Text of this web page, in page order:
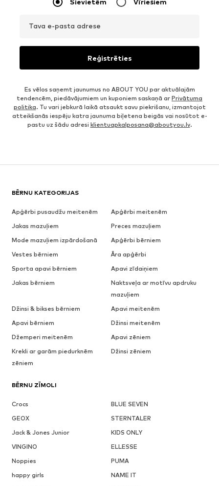
Sievietēm Vīriešiem
Tava e-pasta adrese
Reģistrēties
Es vēlos saņemt jaunumus no ABOUT YOU par aktuālajām
tendencēm, piedāvājumiem un kuponiem saskaņā ar Privātuma
politika. Tu vari jebkurā laikā atsaukt savu piekrišanu, izmantojot
atteikšanās iespēju katra jaunuma biļetena beigās vai nosūtot e-
pastu uz šādu adresi klientuapkalposana@aboutyou.lv.
BĒRNU KATEGORIJAS
Apģērbi pusaudžu meitenēm
Apģērbi meitenēm
Jakas mazuļiem
Preces mazuļiem
Mode mazuļiem izpārdošanā
Apģērbi bērniem
Vestes bērniem
Āra apģērbi
Sporta apavi bērniem
Apavi zīdaiņiem
Jakas bērniem
Naktsveļa ar motīvu apdruku
mazuļiem
Džinsi & bikses bērniem
Apavi meitenēm
Apavi bērniem
Džinsi meitenēm
Džemperi meitenēm
Apavi zēniem
Krekli ar garām piedurknēm
zēniem
Džinsi zēniem
BĒRNU ZĪMOLI
Crocs
BLUE SEVEN
GEOX
STERNTALER
Jack & Jones Junior
KIDS ONLY
VINGINO
ELLESSE
Noppies
PUMA
happy girls
NAME IT